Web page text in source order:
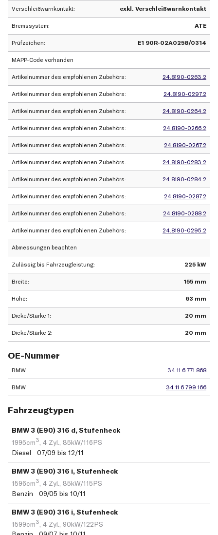
Verschleißwarnkontakt exkl. Verschleißwarnkontakt
Bremssystem ATE
Prüfzeichen E1 90R-02A0258/0314
MAPP-Code vorhanden
Artikelnummer des empfohlenen Zubehörs 24.8190-0263.2
Artikelnummer des empfohlenen Zubehörs 24.8190-0297.2
Artikelnummer des empfohlenen Zubehörs 24.8190-0264.2
Artikelnummer des empfohlenen Zubehörs 24.8190-0266.2
Artikelnummer des empfohlenen Zubehörs 24.8190-0267.2
Artikelnummer des empfohlenen Zubehörs 24.8190-0283.2
Artikelnummer des empfohlenen Zubehörs 24.8190-0284.2
Artikelnummer des empfohlenen Zubehörs 24.8190-0287.2
Artikelnummer des empfohlenen Zubehörs 24.8190-0288.2
Artikelnummer des empfohlenen Zubehörs 24.8190-0295.2
Abmessungen beachten
Zulässig bis Fahrzeugleistung 225 kW
Breite 155 mm
Höhe 63 mm
Dicke/Stärke 1 20 mm
Dicke/Stärke 2 20 mm
OE-Nummer
BMW 34 11 6 771 868
BMW 34 11 6 799 166
Fahrzeugtypen
BMW 3 (E90) 316 d, Stufenheck
1995cm3, 4 Zyl., 85kW/116PS
Diesel 07/09 bis 12/11
BMW 3 (E90) 316 i, Stufenheck
1596cm3, 4 Zyl., 85kW/115PS
Benzin 09/05 bis 10/11
BMW 3 (E90) 316 i, Stufenheck
1599cm3, 4 Zyl., 90kW/122PS